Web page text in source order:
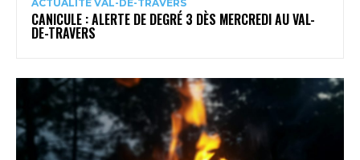
ACTUALITÉ VAL-DE-TRAVERS
CANICULE : ALERTE DE DEGRÉ 3 DÈS MERCREDI AU VAL-
DE-TRAVERS